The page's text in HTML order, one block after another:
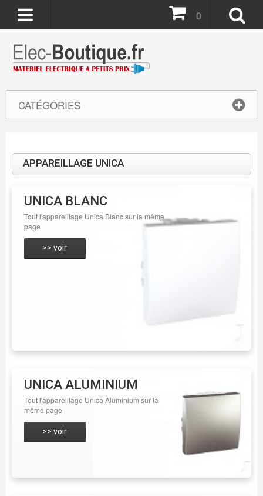
CATÉGORIES
0
APPAREILLAGE UNICA
UNICA BLANC
Tout l'appareillage Unica Blanc sur la même
page
>> voir
UNICA ALUMINIUM
Tout l'appareillage Unica Aluminium sur la
même page
>> voir